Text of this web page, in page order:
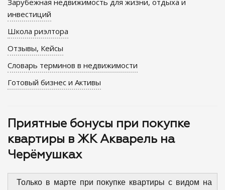
инвестиций
Школа риэлтора
Отзывы, Кейсы
Словарь терминов в недвижимости
Готовый бизнес и Активы
Приятные бонусы при покупке
квартиры в ЖК Акварель на
Черёмушках
Только в марте при покупке квартиры с видом на